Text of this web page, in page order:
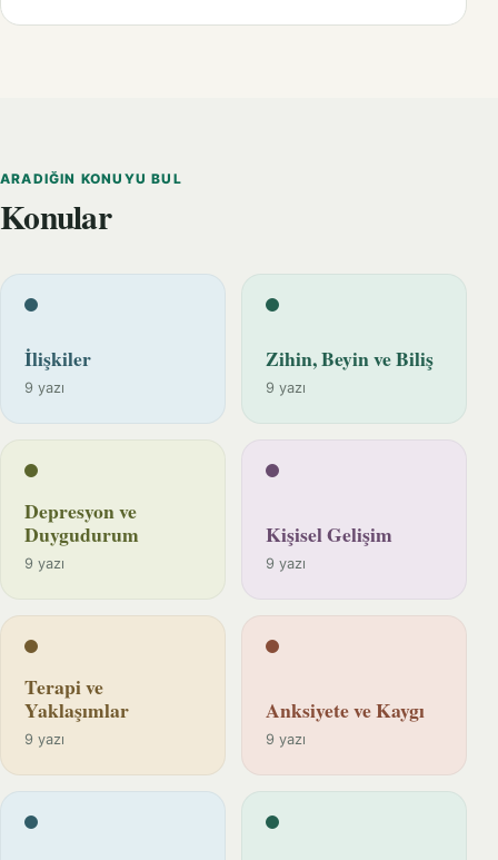
ARADIĞIN KONUYU BUL
Konular
İlişkiler
9 yazı
Zihin, Beyin ve Biliş
9 yazı
Depresyon ve
Duygudurum
9 yazı
Kişisel Gelişim
9 yazı
Terapi ve
Yaklaşımlar
9 yazı
Anksiyete ve Kaygı
9 yazı